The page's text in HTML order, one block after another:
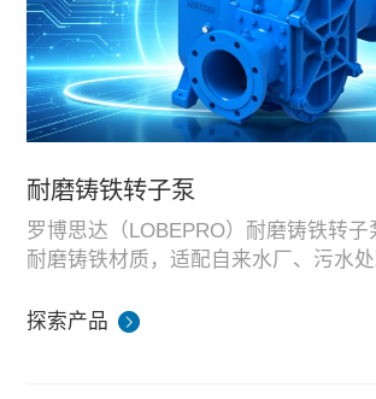
耐磨铸铁转子泵
罗博思达（LOBEPRO）耐磨铸铁转子
耐磨铸铁材质，适配自来水厂、污水
饼、矿浆、沼气进料、活性炭粉料、含
适配高固含量介质，最高处理密度比
探索产品